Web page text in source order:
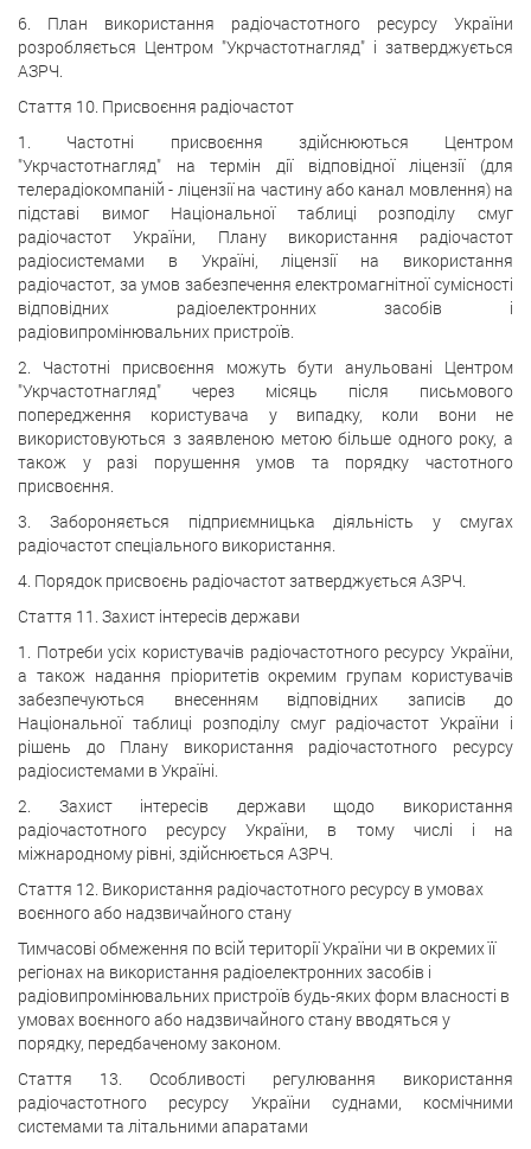
6. План використання радіочастотного ресурсу України
розробляється Центром "Укрчастотнагляд" і затверджується
АЗРЧ.
Стаття 10. Присвоєння радіочастот
1. Частотні присвоєння здійснюються Центром
"Укрчастотнагляд" на термін дії відповідної ліцензії (для
телерадіокомпаній - ліцензії на частину або канал мовлення) на
підставі вимог Національної таблиці розподілу смуг
радіочастот України, Плану використання радіочастот
радіосистемами в Україні, ліцензії на використання
радіочастот, за умов забезпечення електромагнітної сумісності
відповідних радіоелектронних засобів і
радіовипромінювальних пристроїв.
2. Частотні присвоєння можуть бути анульовані Центром
"Укрчастотнагляд" через місяць після письмового
попередження користувача у випадку, коли вони не
використовуються з заявленою метою більше одного року, а
також у разі порушення умов та порядку частотного
присвоєння.
3. Забороняється підприємницька діяльність у смугах
радіочастот спеціального використання.
4. Порядок присвоєнь радіочастот затверджується АЗРЧ.
Стаття 11. Захист інтересів держави
1. Потреби усіх користувачів радіочастотного ресурсу України,
а також надання пріоритетів окремим групам користувачів
забезпечуються внесенням відповідних записів до
Національної таблиці розподілу смуг радіочастот України і
рішень до Плану використання радіочастотного ресурсу
радіосистемами в Україні.
2. Захист інтересів держави щодо використання
радіочастотного ресурсу України, в тому числі і на
міжнародному рівні, здійснюється АЗРЧ.
Стаття 12. Використання радіочастотного ресурсу в умовах
воєнного або надзвичайного стану
Тимчасові обмеження по всій території України чи в окремих її
регіонах на використання радіоелектронних засобів і
радіовипромінювальних пристроїв будь-яких форм власності в
умовах воєнного або надзвичайного стану вводяться у
порядку, передбаченому законом.
Стаття 13. Особливості регулювання використання
радіочастотного ресурсу України суднами, космічними
системами та літальними апаратами